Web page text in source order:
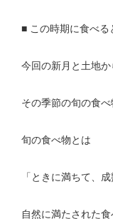
■ この時期に食べる
今回の新月と土地
その季節の旬の食べ
旬の食べ物とは
「ときに満ちて、成
自然に満たされた食